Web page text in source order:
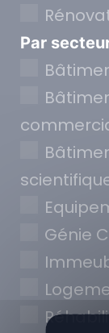
Par
Génie